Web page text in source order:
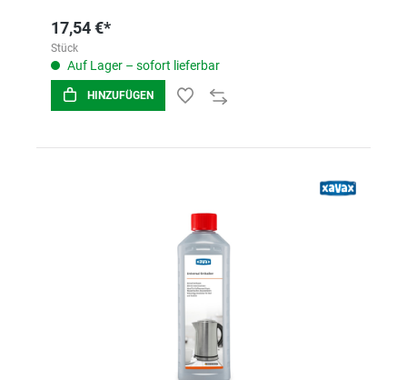
17,54 €*
Stück
Auf Lager – sofort lieferbar
HINZUFÜGEN